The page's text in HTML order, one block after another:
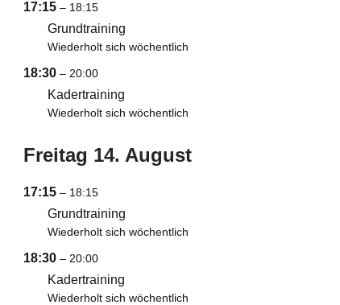
17:15 – 18:15
Grundtraining
Wiederholt sich wöchentlich
18:30 – 20:00
Kadertraining
Wiederholt sich wöchentlich
Freitag 14. August
17:15 – 18:15
Grundtraining
Wiederholt sich wöchentlich
18:30 – 20:00
Kadertraining
Wiederholt sich wöchentlich